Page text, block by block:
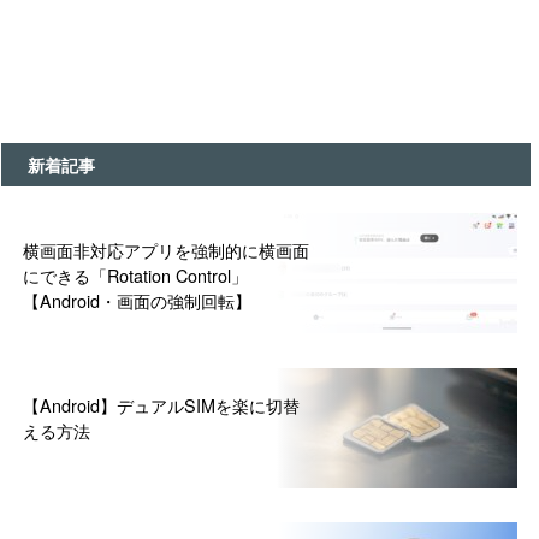
新着記事
横画面非対応アプリを強制的に横画面
にできる「Rotation Control」
【Android・画面の強制回転】
【Android】デュアルSIMを楽に切替
える方法